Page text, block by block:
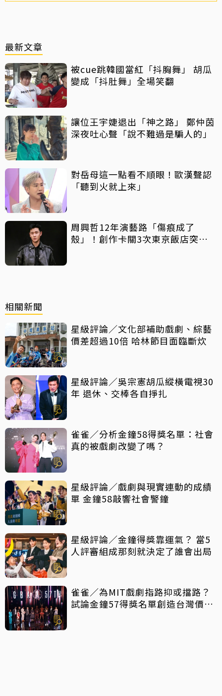
最新文章
被cue跳韓國當紅「抖胸舞」 胡瓜
變成「抖肚舞」全場笑翻
讓位王宇婕退出「神之路」 鄭仲茵
深夜吐心聲「說不難過是騙人的」
對岳母這一點看不順眼！歐漢聲認
「聽到火就上來」
周興哲12年演藝路「傷痕成了
殼」！創作卡關3次東京飯店突找
相關新聞
星級評論／文化部補助戲劇、綜藝
價差超過10倍 哈林節目面臨斷炊
星級評論／吳宗憲胡瓜縱橫電視30
年 退休、交棒各自掙扎
雀雀／分析金鐘58得獎名單：社會
真的被戲劇改變了嗎？
星級評論／戲劇與現實連動的成績
單 金鐘58敲響社會警鐘
星級評論／金鐘得獎靠運氣？ 當5
人評審組成那刻就決定了誰會出局
雀雀／為MIT戲劇指路抑或擋路？
試論金鐘57得獎名單創造台灣價值